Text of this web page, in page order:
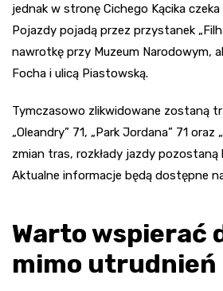
jednak w stronę Cichego Kącika
Pojazdy pojadą przez przystanek
nawrotkę przy Muzeum Narodowym,
Focha i ulicą Piastowską.
Tymczasowo zlikwidowane zostaną
„Oleandry” 71, „Park Jordana” 71 oraz
zmian tras, rozkłady jazdy pozostaną
Aktualne informacje będą dostępne
Warto wspierać
mimo utrudnień